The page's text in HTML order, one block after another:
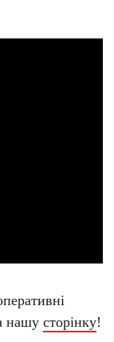
нашусторінку!